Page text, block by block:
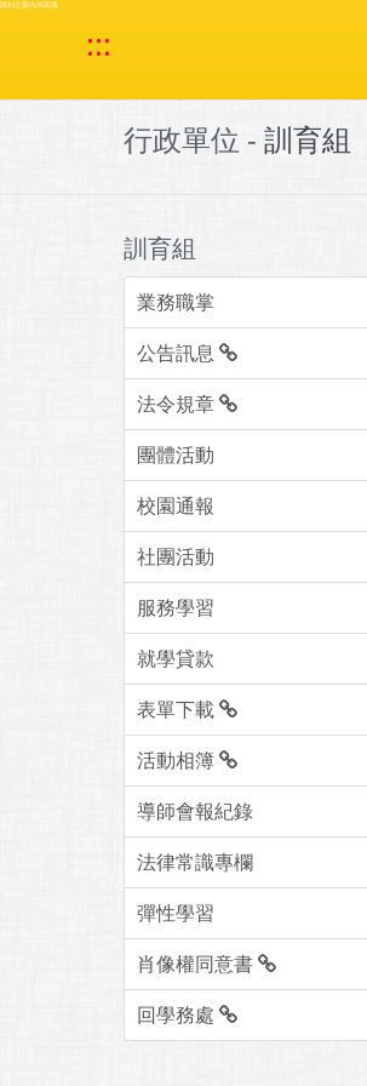
跳到主要內容區塊
:::
行政單位 - 訓育組
訓育組
業務職掌
公告訊息
法令規章
團體活動
校園通報
社團活動
服務學習
就學貸款
表單下載
活動相簿
導師會報紀錄
法律常識專欄
彈性學習
肖像權同意書
回學務處